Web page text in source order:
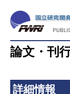
論文・刊
詳細情報